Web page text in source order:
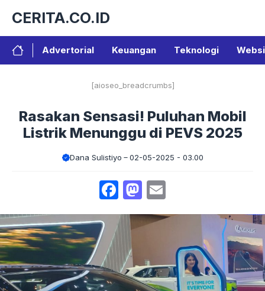
isi
CERITA.CO.ID
Advertorial Keuangan Teknologi
[aioseo_breadcrumbs]
Rasakan Sensasi! Puluhan Mobil
Listrik Menunggu di PEVS 2025
Dana Sulistiyo 02-05-2025 - 03.00
Facebook
Mastodon